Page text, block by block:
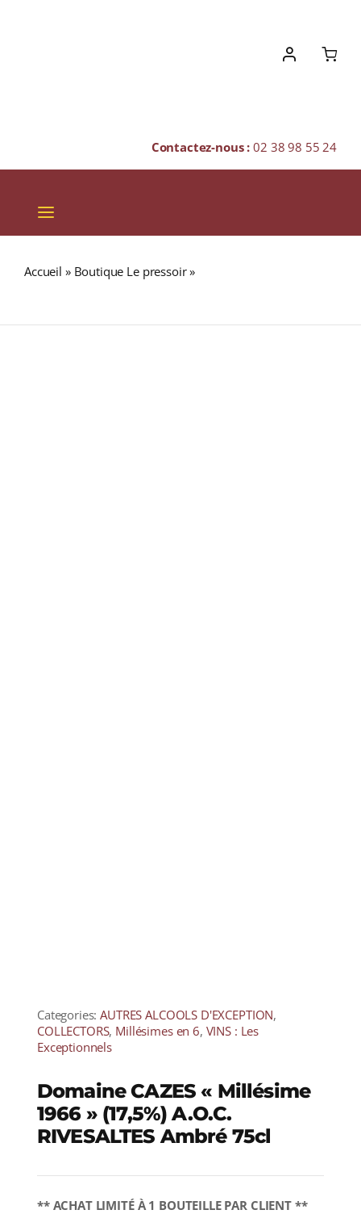
Contactez-nous :02 38 98 55 24
Toggle
Navigation
SPIRITUEUX
Accueil » Boutique Le pressoir»
Categories:AUTRES ALCOOLS D'EXCEPTION,
COLLECTORS, Millésimes en 6, VINS : Les
Exceptionnels
Domaine CAZES « Millésime
1966 » (17,5%) A.O.C.
RIVESALTES Ambré 75cl
** ACHAT LIMITÉ À 1 BOUTEILLE PAR CLIENT **